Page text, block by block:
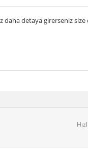
detaya girerseniz size